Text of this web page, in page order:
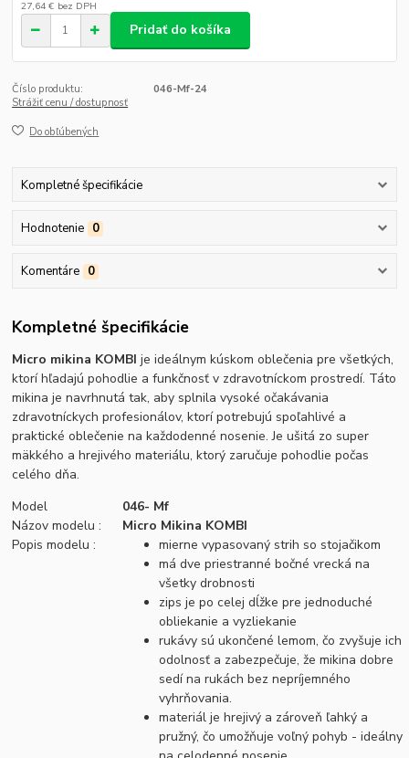
27,64 € bez DPH
Pridať do košíka
Číslo produktu:
046-Mf-24
Strážiť cenu / dostupnosť
Do obľúbených
Kompletné špecifikácie
Hodnotenie 0
Komentáre 0
Kompletné špecifikácie
Micro mikina KOMBIje ideálnym kúskom oblečenia pre všetkých,
ktorí hľadajú pohodlie a funkčnosť v zdravotníckom prostredí. Táto
mikina je navrhnutá tak, aby splnila vysoké očakávania
zdravotníckych profesionálov, ktorí potrebujú spoľahlivé a
praktické oblečenie na každodenné nosenie. Je ušitá zo super
mäkkého a hrejivého materiálu, ktorý zaručuje pohodlie počas
celého dňa.
Model
046- Mf
Názov modelu :
Micro Mikina KOMBI
Popis modelu :
mierne vypasovaný strih so stojačikom
má dve priestranné bočné vrecká na
všetky drobnosti
zips je po celej dĺžke pre jednoduché
obliekanie a vyzliekanie
rukávy sú ukončené lemom, čo zvyšuje ich
odolnosť a zabezpečuje, že mikina dobre
sedí na rukách bez nepríjemného
vyhrňovania.
materiál je hrejivý a zároveň ľahký a
pružný, čo umožňuje voľný pohyb - ideálny